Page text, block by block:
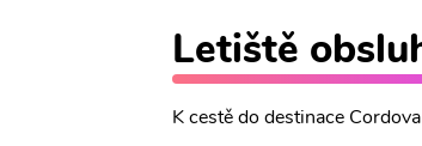
Letiště
K cestě do destinace